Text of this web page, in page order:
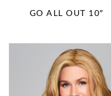
GO ALL OUT 10″